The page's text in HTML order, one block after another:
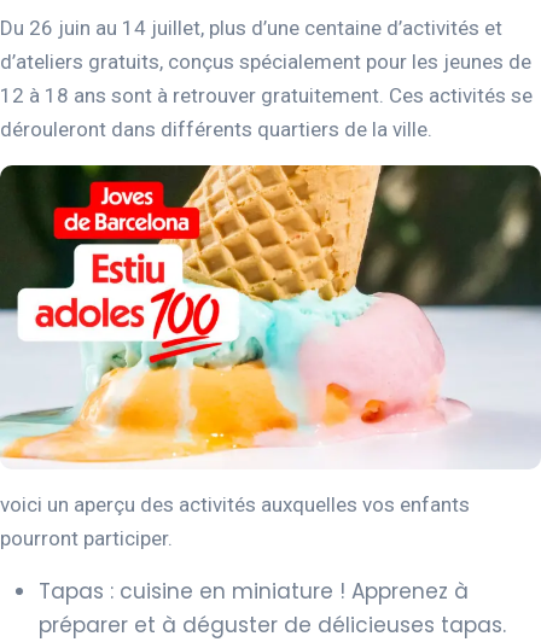
Du 26 juin au 14 juillet, plus d’une centaine d’activités et
d’ateliers gratuits, conçus spécialement pour les jeunes de
12 à 18 ans sont à retrouver gratuitement. Ces activités se
dérouleront dans différents quartiers de la ville.
voici un aperçu des activités auxquelles vos enfants
pourront participer.
Tapas : cuisine en miniature ! Apprenez à
préparer et à déguster de délicieuses tapas.